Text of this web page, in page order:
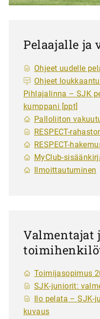
Pelaajalle ja
Ohjeet uudelle
Ohjeet
Pihlajalinna – SJK
kumppani [ppt]
Palloliiton
RESPECT-
RESPECT-
MyClub-
Ilmoittautuminen
Valmentajat
Toimijasopimus
SJK-juniorit:
Ilo pelata – SJK-
kuvaus